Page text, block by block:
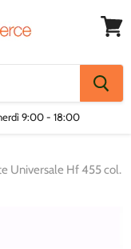
9:00 - 18:00
Universale Hf 455 col.